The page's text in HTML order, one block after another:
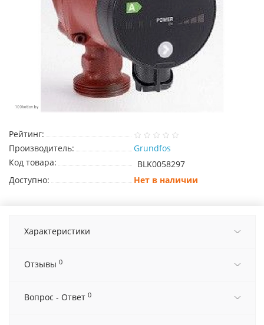
Рейтинг:
Производитель:
Grundfos
Код товара:
BLK0058297
Доступно:
Нет в наличии
Характеристики
Отзывы 0
Вопрос - Ответ 0